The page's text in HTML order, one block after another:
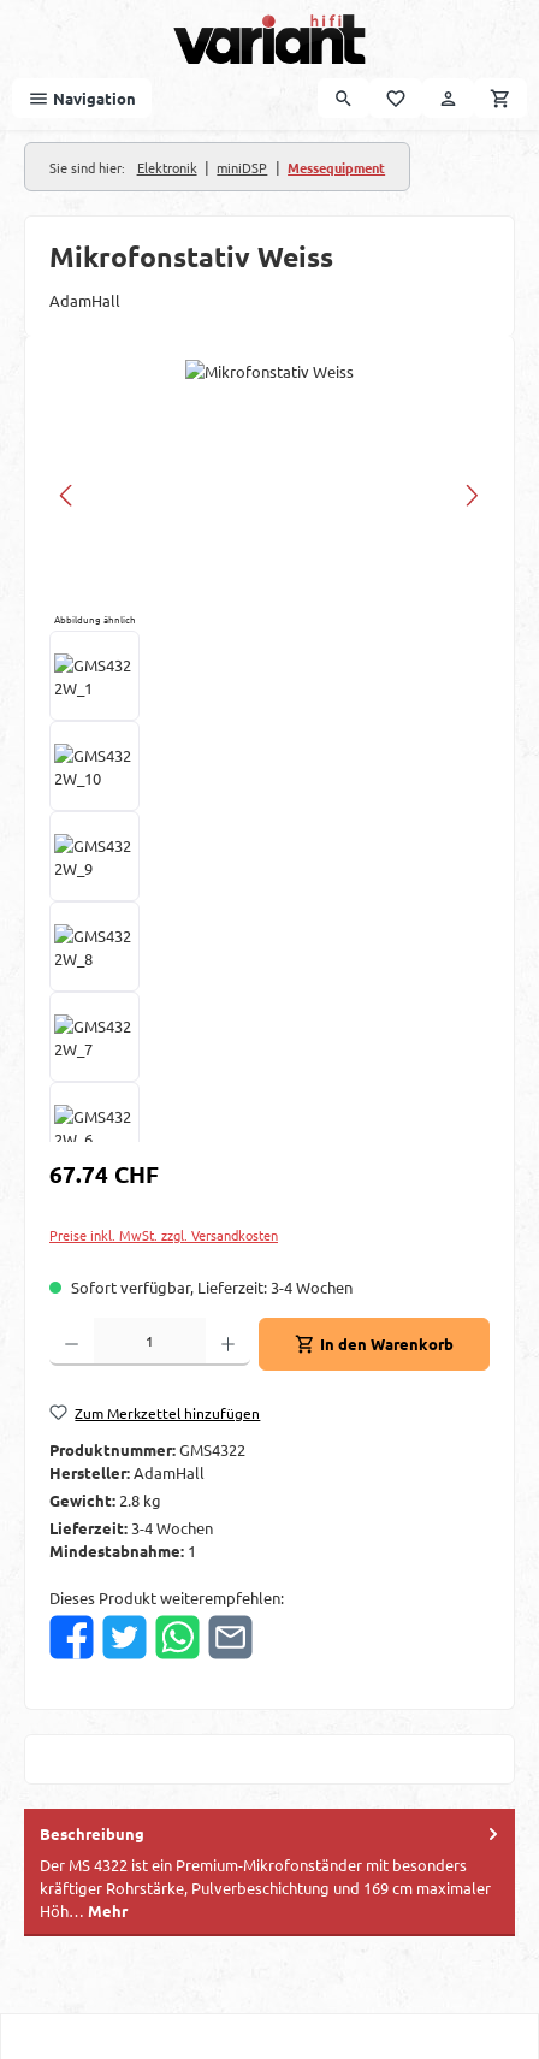
Navigation
Sie sind hier: Elektronik | miniDSP | Messequipment
Mikrofonstativ Weiss
AdamHall
Bildergalerie überspringen
Abbildung ähnlich
Regulärer Preis:
67.74 CHF
Preise inkl. MwSt. zzgl. Versandkosten
Sofort verfügbar, Lieferzeit: 3-4 Wochen
Produkt Anzahl: Gib den gewünschten Wert ein oder benutze die Schaltflächen
In den Warenkorb
Zum Merkzettel hinzufügen
Produktnummer:GMS4322
Hersteller:AdamHall
Gewicht: 2.8 kg
Lieferzeit:3-4 Wochen
Mindestabnahme: 1
Dieses Produkt weiterempfehlen:
Beschreibung
Der MS 4322 ist ein Premium-Mikrofonständer mit besonders
kräftiger Rohrstärke, Pulverbeschichtung und 169 cm maximaler
Höh… Mehr